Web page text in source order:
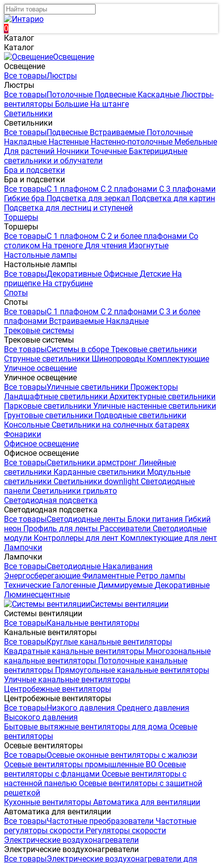
0
Каталог
Каталог
Освещение
Освещение
Все товарыЛюстры
Люстры
Все товарыПотолочные Подвесные Каскадные Люстры-
вентиляторы Большие На штанге
Светильники
Светильники
Все товарыПодвесные Встраиваемые Потолочные
Накладные Настенные Настенно-потолочные Мебельные
Для растений Ночники Точечные Бактерицидные
светильники и облучатели
Бра и подсветки
Бра и подсветки
Все товарыС 1 плафоном С 2 плафонами С 3 плафонами
Гибкие бра Подсветка для зеркал Подсветка для картин
Подсветка для лестниц и ступеней
Торшеры
Торшеры
Все товарыС 1 плафоном С 2 и более плафонами Со
столиком На треноге Для чтения Изогнутые
Настольные лампы
Настольные лампы
Все товарыДекоративные Офисные Детские На
прищепке На струбцине
Споты
Споты
Все товарыС 1 плафоном С 2 плафонами С 3 и более
плафонами Встраиваемые Накладные
Трековые системы
Трековые системы
Все товарыСистемы в сборе Трековые светильники
Струнные светильники Шинопроводы Комплектующие
Уличное освещение
Уличное освещение
Все товарыУличные светильники Прожекторы
Ландшафтные светильники Архитектурные светильники
Парковые светильники Уличные настенные светильники
Грунтовые светильники Подводные светильники
Консольные Светильники на солнечных батареях
Фонарики
Офисное освещение
Офисное освещение
Все товарыСветильники армстронг Линейные
светильники Карданные светильники Модульные
светильники Светильники downlight Светодиодные
панели Светильники грильято
Светодиодная подсветка
Светодиодная подсветка
Все товарыСветодиодные ленты Блоки питания Гибкий
неон Профиль для ленты Рассеиватели Светодиодные
модули Контроллеры для лент Комплектующие для лент
Лампочки
Лампочки
Все товарыСветодиодные Накаливания
Энергосберегающие Филаментные Ретро лампы
Технические Галогенные Диммируемые Декоративные
Люминесцентные
Системы вентиляции
Системы вентиляции
Все товарыКанальные вентиляторы
Канальные вентиляторы
Все товарыКруглые канальные вентиляторы
Квадратные канальные вентиляторы Многозональные
канальные вентиляторы Потолочные канальные
вентиляторы Прямоугольные канальные вентиляторы
Уличные канальные вентиляторы
Центробежные вентиляторы
Центробежные вентиляторы
Все товарыНизкого давления Среднего давления
Высокого давления
Бытовые вытяжные вентиляторы для дома Осевые
вентиляторы
Осевые вентиляторы
Все товарыОсевые оконные вентиляторы с жалюзи
Осевые вентиляторы промышленные ВО Осевые
вентиляторы с фланцами Осевые вентиляторы с
настенной панелью Осевые вентиляторы с защитной
решеткой
Кухонные вентиляторы Автоматика для вентиляции
Автоматика для вентиляции
Все товарыЧастотные преобразователи Частотные
регуляторы скорости Регуляторы скорости
Электрические воздухонагреватели
Электрические воздухонагреватели
Все товарыЭлектрические воздухонагреватели для